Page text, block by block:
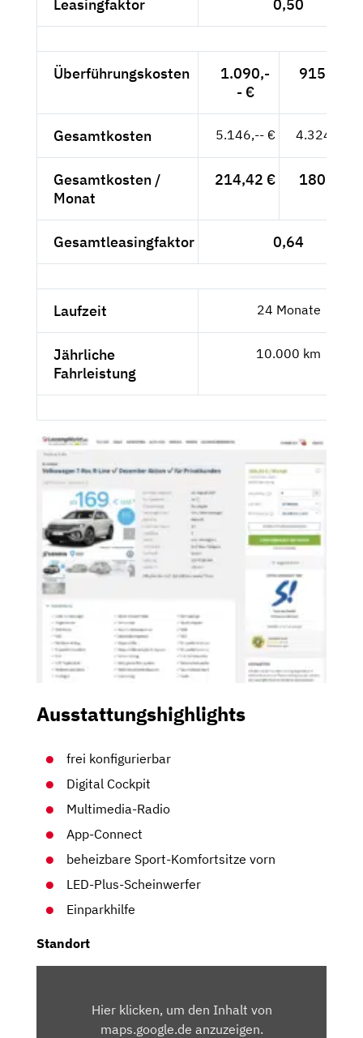
Leasingfaktor 0,50
Überführungskosten
1.090,-
- €
915,97 €
Gesamtkosten 5.146,-- € 4.324,37 €
Gesamtkosten /
Monat
214,42 € 180,18 €
Gesamtleasingfaktor 0,64
Laufzeit 24 Monate
Jährliche
Fahrleistung
10.000 km
Ausstattungshighlights
frei konfigurierbar
Digital Cockpit
Multimedia-Radio
App-Connect
beheizbare Sport-Komfortsitze vorn
LED-Plus-Scheinwerfer
Einparkhilfe
Standort
MAPS.GOOGLE.DEHier klicken, um den Inhalt von
maps.google.de anzuzeigen.